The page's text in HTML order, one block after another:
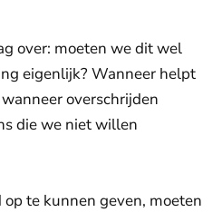
over: moeten we dit wel
eigenlijk? Wanneer helpt
overschrijden
die we niet willen
te kunnen geven, moeten